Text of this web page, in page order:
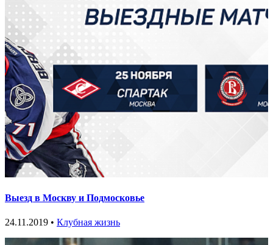
Выезд в Москву и Подмосковье
24.11.2019 • Клубная жизнь